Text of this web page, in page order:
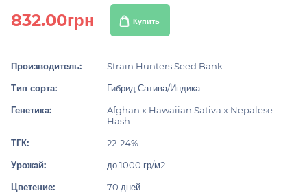
832.00грн Купить
Производитель:
Strain Hunters Seed Bank
Тип сорта:
Гибрид Сатива/Индика
Генетика:
Afghan x Hawaiian Sativa x Nepalese
Hash.
ТГК:
22-24%
Урожай:
до 1000 гр/м2
Цветение:
70 дней